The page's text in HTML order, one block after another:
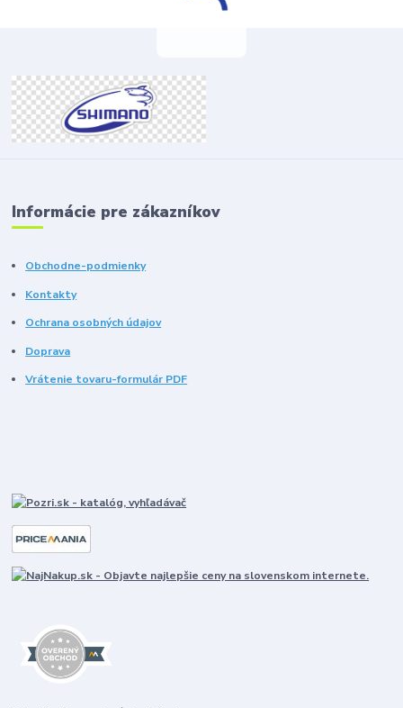
Informácie pre zákazníkov
Obchodne-podmienky
Kontakty
Ochrana osobných údajov
Doprava
Vrátenie tovaru-formulár PDF